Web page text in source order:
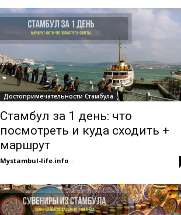
Достопримечательности Стамбула
Стамбул за 1 день: что
посмотреть и куда сходить +
маршрут
Mystambul-life.info -